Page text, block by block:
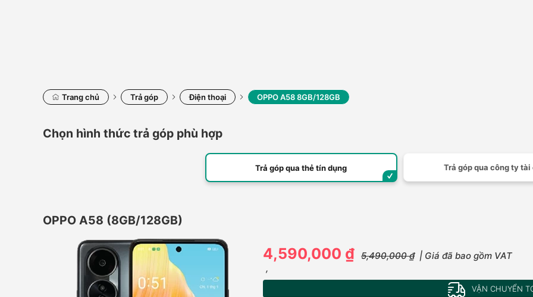
Trang chủ Trả góp Điện thoại OPPO A58 8GB/128GB
Chọn hình thức trả góp phù hợp
Trả góp qua thẻ tín dụng Trả góp qua công ty tài
OPPO A58 (8GB/128GB)
4,590,000 ₫ 5,490,000 ₫ | Giá đã bao gồm VAT
,
VẬN CHUYỂN